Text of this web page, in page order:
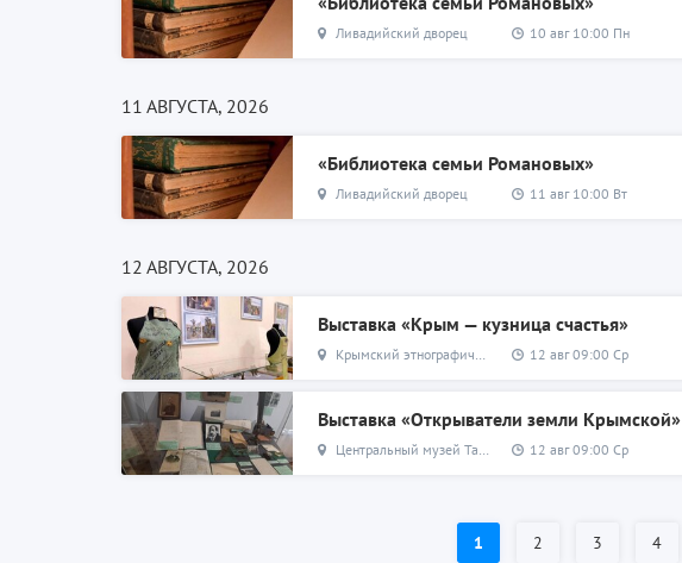
Ливадийский дворец 10 авг 10:00 Пн
11 АВГУСТА, 2026
«Библиотека семьи Романовых»
Ливадийский дворец 11 авг 10:00 Вт
12 АВГУСТА, 2026
Выставка «Крым — кузница счастья»
Крымский этнографический музей 12 авг 09:00 Ср
Выставка «Открыватели земли Крымской»
Центральный музей Тавриды 12 авг 09:00 Ср
1 2 3 4